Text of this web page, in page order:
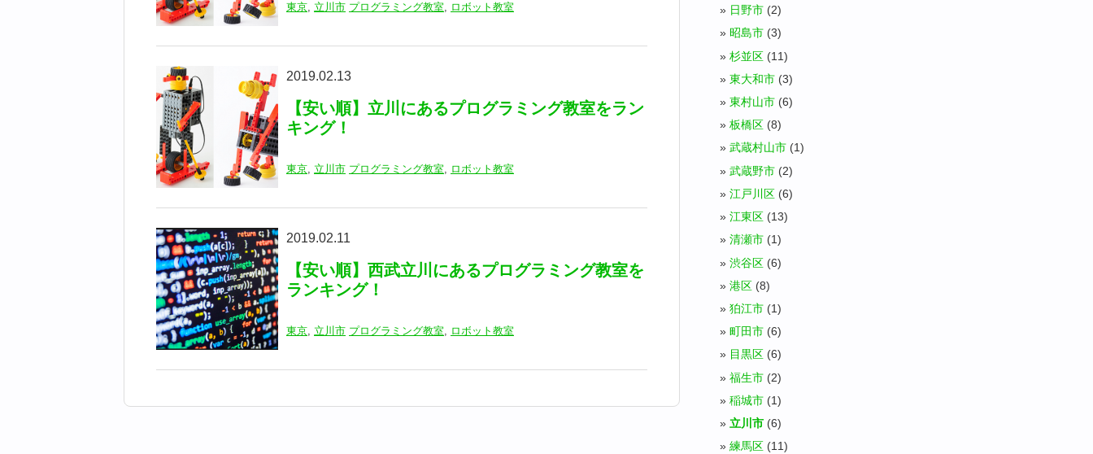
東京, 立川市 プログラミング教室, ロボット教室
2019.02.13
【安い順】立川にあるプログラミング教室をラン
キング！
東京, 立川市 プログラミング教室, ロボット教室
2019.02.11
【安い順】西武立川にあるプログラミング教室を
ランキング！
東京, 立川市 プログラミング教室, ロボット教室
日野市 (2)
昭島市 (3)
杉並区 (11)
東大和市 (3)
東村山市 (6)
板橋区 (8)
武蔵村山市 (1)
武蔵野市 (2)
江戸川区 (6)
江東区 (13)
清瀬市 (1)
渋谷区 (6)
港区 (8)
狛江市 (1)
町田市 (6)
目黒区 (6)
福生市 (2)
稲城市 (1)
立川市 (6)
練馬区 (11)